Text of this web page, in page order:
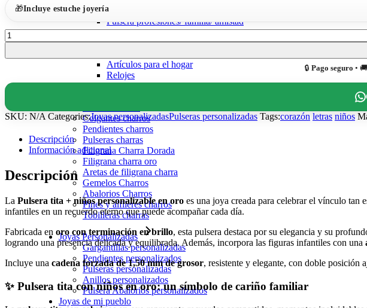
Iniciales
Pulsera profesiones/ familia/ amistad
MÁS QUE JOYAS
Artículos para el hogar
Relojes
Colgantes charros
Pendientes charros
Pulseras charras
Filigrana Charra Dorada
Filigrana charra oro
Aretas de filigrana charra
Gemelos Charros
Abalorios Charros
Pines y alfileres charros
Tobilleras charras
Joyas Personalizadas
Gargantillas personalizadas
Pendientes personalizados
Pulseras personalizadas
Anillos personalizados
Pulsera Abalorios personalizados
Joyas de mi pueblo
🎁Incluye estuche joyería
Pulsera
tita
+
en
quantity
🔒 Pago seguro •
SKU: N/A Categories:Joyas personalizadasPulseras personalizadas Tags:corazón letras niños
Descripción
Información adicional
Descripción
La Pulsera tita + niños personalizable en oro es una joya creada para celebrar el vínculo tan
infantiles en un recuerdo eterno que puede acompañar cada día.
Fabricada en oro con terminación en brillo, esta pulsera destaca por su elegancia y su
logrando una presencia delicada y equilibrada. Además, incorpora las figuras infantiles con una
Incluye una cadena forzada de 1,50 mm de grosor, resistente y elegante, con doble posición
✨ Pulsera tita con niños en oro: un símbolo de cariño familiar